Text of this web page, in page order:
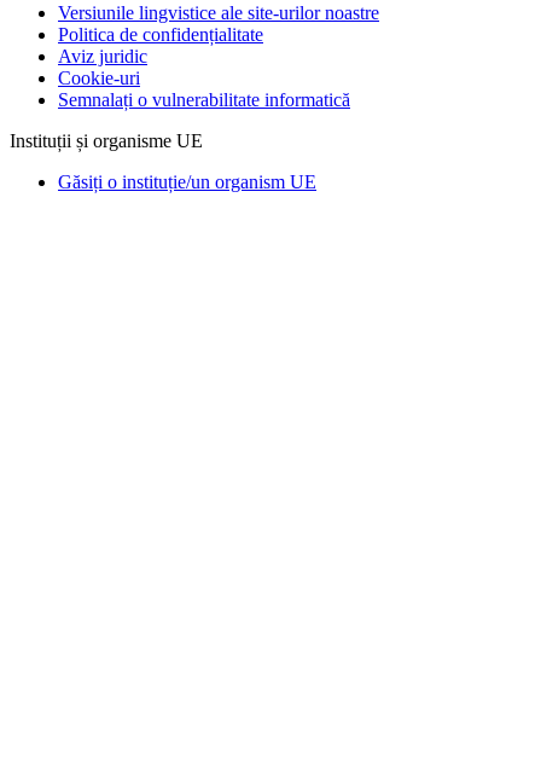
Versiunile lingvistice ale site-urilor noastre
Politica de confidențialitate
Aviz juridic
Cookie-uri
Semnalați o vulnerabilitate informatică
Instituții și organisme UE
Găsiți o instituție/un organism UE